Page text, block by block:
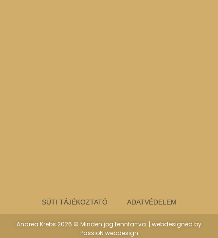
SÜTI TÁJÉKOZTATÓ ADATVÉDELEM
Andrea Krebs 2026 © Minden jog fenntartva. | webdesigned by
PassioN webdesign